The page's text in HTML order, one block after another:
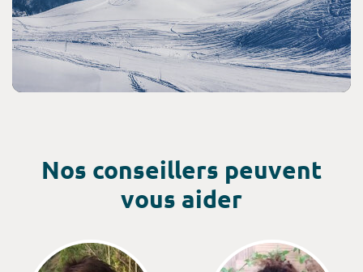
Nos conseillers peuvent
vous aider